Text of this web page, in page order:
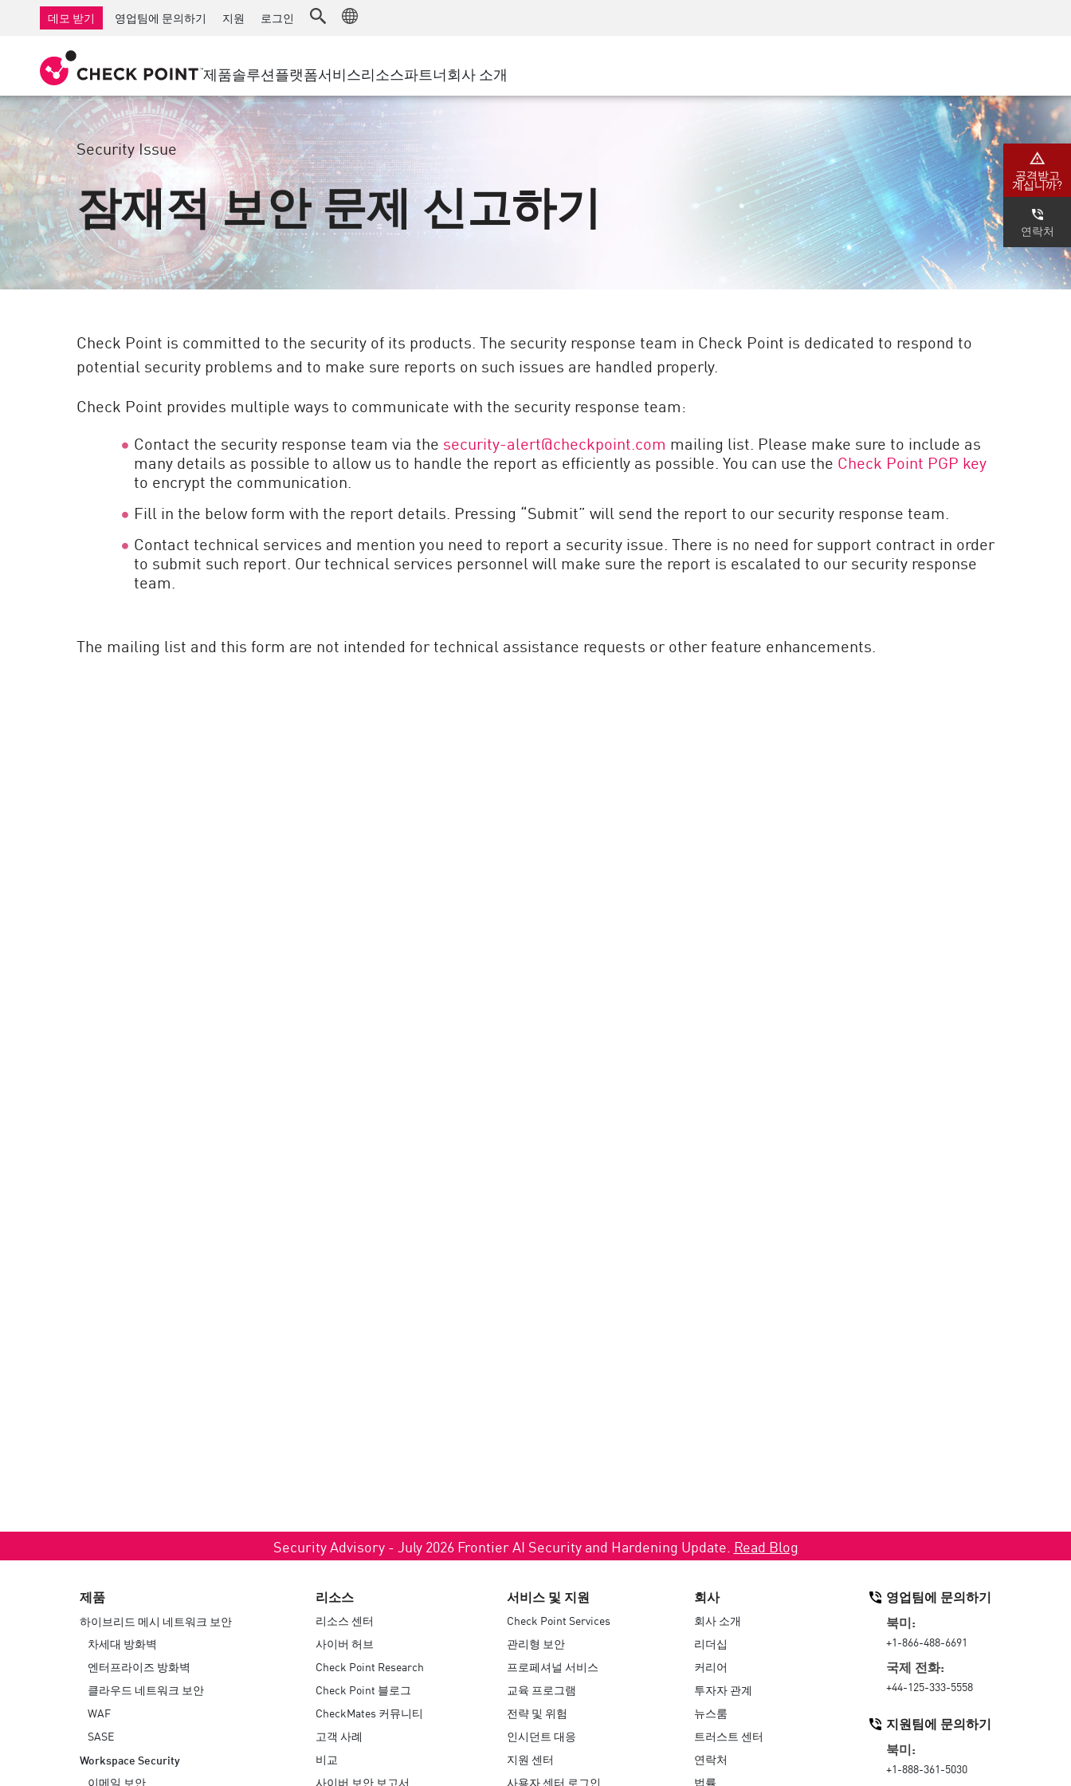
제품
중소기업을 위한 방화벽
산업용 방화벽
SD-WAN
원격 액세스 VPN
방화벽 클러스터
보안 관리
Agentic Network Security Orchestration
보안 관리 어플라이언스
AI 기반 보안 관리
비공개 액세스
업무 공간
모바일
엔드포인트
EXPOSURE MANAGEMENT
Exposure Prioritization
Cyber Asset Attack Surface Management
솔루션
AI Network Firewall
AI Runtime Protection
안티 랜섬웨어
협업 보안
컴플라이언스
IoT 보안 솔루션
보안 접근 서비스 에지(SASE)
Threat Hunting
위협 차단
제로 트러스트 및 최소 권한
업종
통신사/서비스 제공업체
중소기업
플랫폼서비스
탐지
응답
서비스형 관리 방화벽
지원 센터
지원 계획
다이아몬드 서비스
전담 관리 서비스
PRO 지원
리소스이벤트 및 웨비나
파트너Google Cloud Platform
회사 소개
데모 받기
영업팀에 문의하기 지원 로그인
Security Issue
잠재적 보안 문제 신고하기
Check Point is committed to the security of its products. The security response team in Check Point is dedicated to respond to
potential security problems and to make sure reports on such issues are handled properly.
Check Point provides multiple ways to communicate with the security response team:
Contact the security response team via the security-alert@checkpoint.com mailing list. Please make sure to include as
many details as possible to allow us to handle the report as efficiently as possible. You can use the Check Point PGP key
to encrypt the communication.
Fill in the below form with the report details. Pressing “Submit” will send the report to our security response team.
Contact technical services and mention you need to report a security issue. There is no need for support contract in order
to submit such report. Our technical services personnel will make sure the report is escalated to our security response
team.
The mailing list and this form are not intended for technical assistance requests or other feature enhancements.
공격받고
계십니까?
연락처
Security Advisory - July 2026 Frontier AI Security and Hardening Update. Read Blog
제품
하이브리드 메시 네트워크 보안
차세대 방화벽
엔터프라이즈 방화벽
클라우드 네트워크 보안
WAF
SASE
Workspace Security
이메일 보안
리소스
리소스 센터
사이버 허브
Check Point Research
Check Point 블로그
CheckMates 커뮤니티
고객 사례
비교
사이버 보안 보고서
서비스 및 지원
Check Point Services
관리형 보안
프로페셔널 서비스
교육 프로그램
전략 및 위험
인시던트 대응
지원 센터
사용자 센터 로그인
회사
회사 소개
리더십
커리어
투자자 관계
뉴스룸
트러스트 센터
연락처
법률
영업팀에 문의하기
북미:
+1-866-488-6691
국제 전화:
+44-125-333-5558
지원팀에 문의하기
북미:
+1-888-361-5030